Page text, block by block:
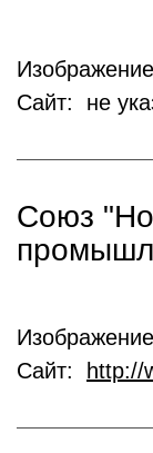
Сайт: не
Союз
Сайт:
http://